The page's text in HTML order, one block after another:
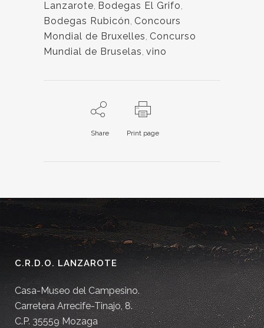
Lanzarote, Bodegas El Grifo,
Bodegas Rubicón, Concours
Mondial de Bruxelles, Concurso
Mundial de Bruselas, vino
Share Print page
C.R.D.O. LANZAROTE
Casa-Museo del Campesino.
Carretera Arrecife-Tinajo, 8.
C.P. 35559 Mozaga